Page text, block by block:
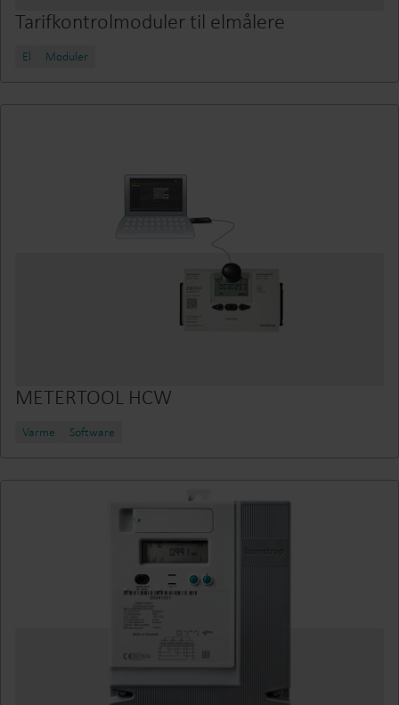
Tarifkontrolmoduler til elmålere
El Moduler
METERTOOL HCW
Varme Software